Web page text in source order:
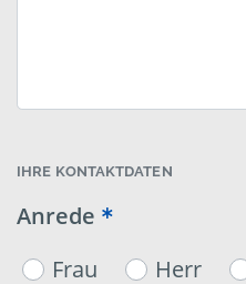
IHRE KONTAKTDATEN
Anrede
Frau
Herr